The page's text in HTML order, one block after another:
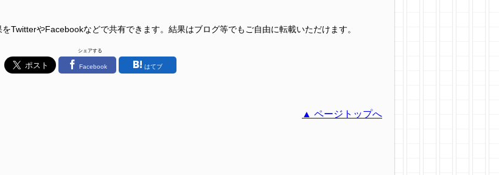
TwitterやFacebookなどで共有できます。結果はブログ等でもご自由に転載いただけます。
シェアする
Facebook はてブ
▲ ページトップへ